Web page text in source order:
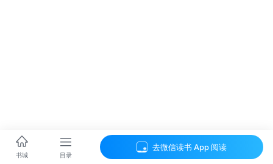
书城 目录
去微信读书 App 阅读